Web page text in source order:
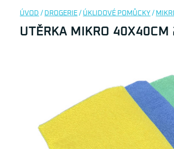
ÚVOD / DROGERIE / ÚKLIDOVÉ POMŮCKY /
UTĚRKA MIKRO